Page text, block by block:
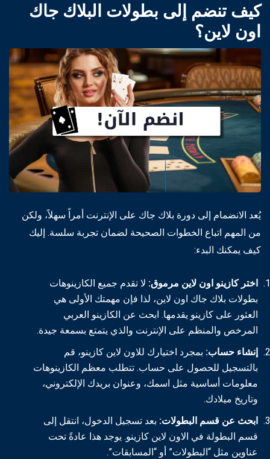
كيف تنضم إلى بطولات البلاك جاك
اون لاين؟
يُعد الانضمام إلى دورة بلاك جاك على الإنترنت أمراً سهلاً، ولكن
من المهم اتباع الخطوات الصحيحة لضمان تجربة سلسة. إليك
كيف يمكنك البدء:
اختر كازينو اون لاين مرموق: لا تقدم جميع الكازينوهات
بطولات بلاك جاك اون لاين، لذا فإن مهمتك الأولى هي
العثور على كازينو يقدمها. ابحث عن الكازينو العربي
المرخص والمنظم على الإنترنت والذي يتمتع بسمعة جيدة.
إنشاء حساب: بمجرد اختيارك للاون لاين كازينو، قم
بالتسجيل للحصول على حساب. تتطلب معظم الكازينوهات
معلومات أساسية مثل اسمك، وعنوان بريدك الإلكتروني،
وتاريخ ميلادك.
ابحث عن قسم البطولات: بعد تسجيل الدخول، انتقل إلى
قسم البطولة في الاون لاين كازينو. يوجد هذا عادةً تحت
عناوين مثل “البطولات” أو “المسابقات”.